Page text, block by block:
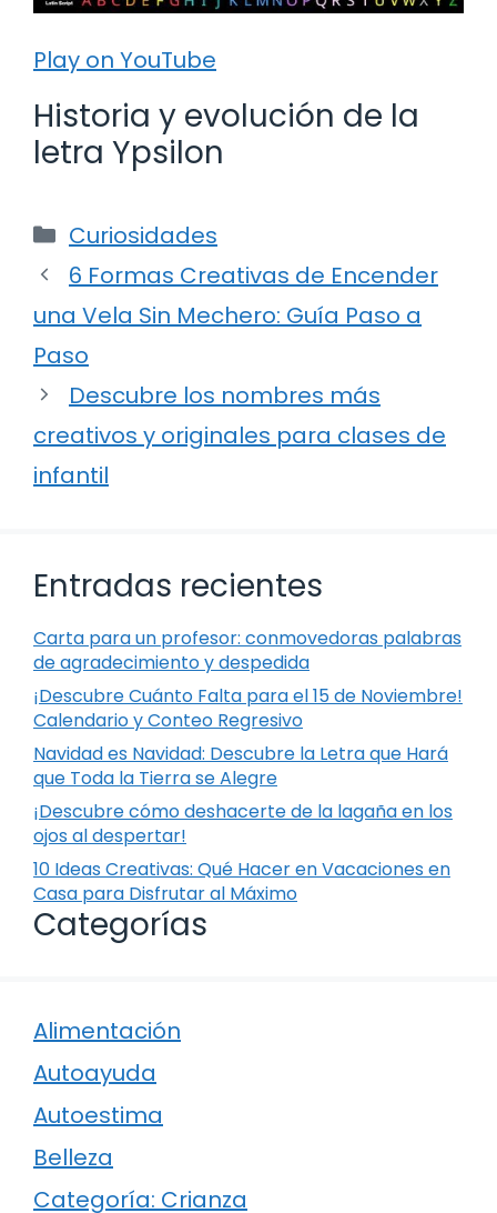
Play on YouTube
Historia y evolución de la
letra Ypsilon
Categorías
Curiosidades
6 Formas Creativas de Encender
una Vela Sin Mechero: Guía Paso a
Paso
Descubre los nombres más
creativos y originales para clases de
infantil
Entradas recientes
Carta para un profesor: conmovedoras palabras
de agradecimiento y despedida
¡Descubre Cuánto Falta para el 15 de Noviembre!
Calendario y Conteo Regresivo
Navidad es Navidad: Descubre la Letra que Hará
que Toda la Tierra se Alegre
¡Descubre cómo deshacerte de la lagaña en los
ojos al despertar!
10 Ideas Creativas: Qué Hacer en Vacaciones en
Casa para Disfrutar al Máximo
Categorías
Alimentación
Autoayuda
Autoestima
Belleza
Categoría: Crianza